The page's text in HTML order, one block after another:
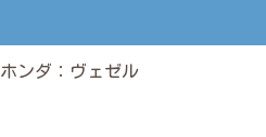
ホンダ：ヴェゼル